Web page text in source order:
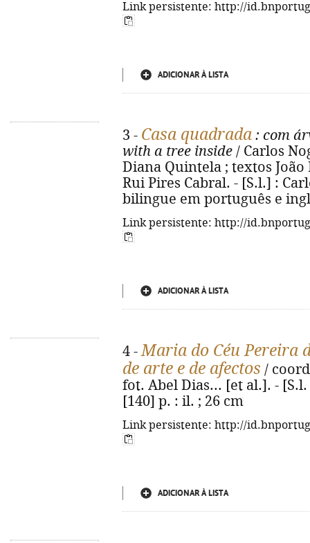
Link persistente: http://
ADICIONAR À LISTA
3 - Casa quadrada : com
with a tree inside / Carlos
Diana Quintela ; textos
Rui Pires Cabral. - [S.l.] :
bilingue em português e
Link persistente: http://
ADICIONAR À LISTA
4 -Maria do Céu Pereira
de arte e de afectos /
fot. Abel Dias... [et al.]. -
[140] p. : il. ; 26 cm
Link persistente: http://
ADICIONAR À LISTA